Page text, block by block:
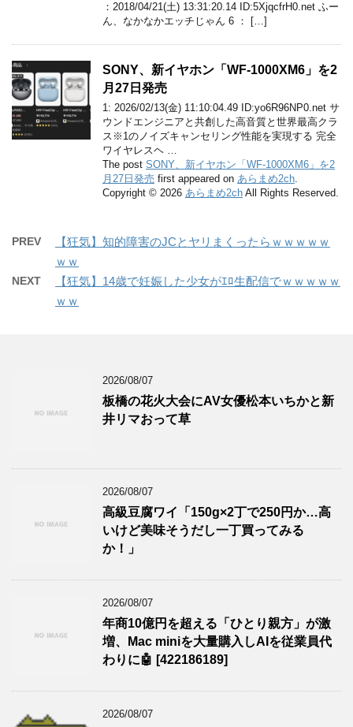
：2018/04/21(土) 13:31:20.14 ID:5XjqcfrH0.net ふー
ん、なかなかエッチじゃん 6 ： […]
SONY、新イヤホン「WF-1000XM6」を2
月27日発売
1: 2026/02/13(金) 11:10:04.49 ID:yo6R96NP0.net サ
ウンドエンジニアと共創した高音質と世界最高クラ
ス※1のノイズキャンセリング性能を実現する 完全
ワイヤレスヘ …
The post SONY、新イヤホン「WF-1000XM6」を2
月27日発売 first appeared on あらまめ2ch.
Copyright © 2026 あらまめ2ch All Rights Reserved.
PREV
【狂気】知的障害のJCとヤリまくったらｗｗｗｗｗ
ｗｗ
NEXT
【狂気】14歳で妊娠した少女がｴﾛ生配信でｗｗｗｗｗ
ｗｗ
2026/08/07
板橋の花火大会にAV女優松本いちかと新
井リマおって草
2026/08/07
高級豆腐ワイ「150g×2丁で250円か…高
いけど美味そうだし一丁買ってみる
か！」
2026/08/07
年商10億円を超える「ひとり親方」が激
増、Mac miniを大量購入しAIを従業員代
わりに🤖 [422186189]
2026/08/07